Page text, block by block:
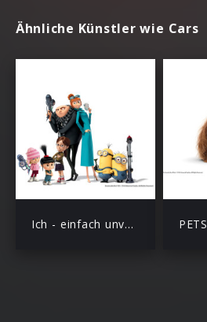
Ähnliche Künstler wie Cars
Ich - einfach unverbesserlich PETS